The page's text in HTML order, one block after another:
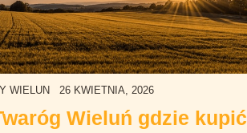
WIELUN 26 KWIETNIA, 2026
Wieluń gdzie kupić